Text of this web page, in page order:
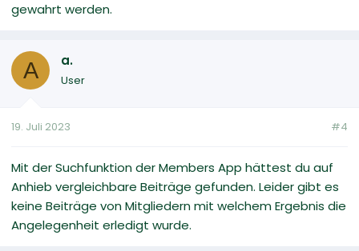
gewahrt werden.
A a.
User
19. Juli 2023 #4
Mit der Suchfunktion der Members App hättest du auf
Anhieb vergleichbare Beiträge gefunden. Leider gibt es
keine Beiträge von Mitgliedern mit welchem Ergebnis die
Angelegenheit erledigt wurde.